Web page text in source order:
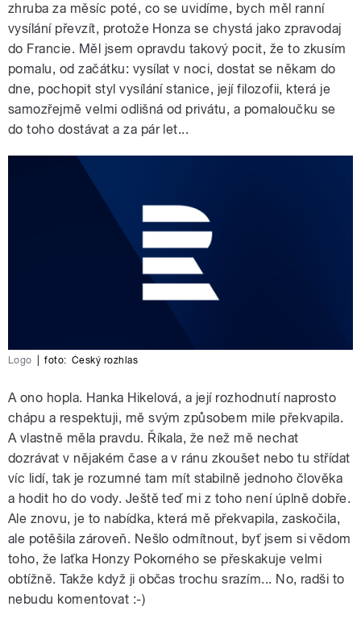
zhruba za měsíc poté, co se uvidíme, bych měl ranní
vysílání převzít, protože Honza se chystá jako zpravodaj
do Francie. Měl jsem opravdu takový pocit, že to zkusím
pomalu, od začátku: vysílat v noci, dostat se někam do
dne, pochopit styl vysílání stanice, její filozofii, která je
samozřejmě velmi odlišná od privátu, a pomaloučku se
do toho dostávat a za pár let...
Logo foto: Český rozhlas
A ono hopla. Hanka Hikelová, a její rozhodnutí naprosto
chápu a respektuji, mě svým způsobem mile překvapila.
A vlastně měla pravdu. Říkala, že než mě nechat
dozrávat v nějakém čase a v ránu zkoušet nebo tu střídat
víc lidí, tak je rozumné tam mít stabilně jednoho člověka
a hodit ho do vody. Ještě teď mi z toho není úplně dobře.
Ale znovu, je to nabídka, která mě překvapila, zaskočila,
ale potěšila zároveň. Nešlo odmítnout, byť jsem si vědom
toho, že laťka Honzy Pokorného se přeskakuje velmi
obtížně. Takže když ji občas trochu srazím... No, radši to
nebudu komentovat :-)